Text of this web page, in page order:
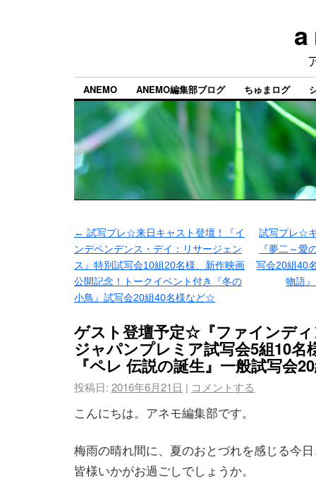
a
ANEMO ANEMO編集部ブログ ちゅまログ
← 試写プレ☆来日キャスト登壇！『イ
ンデペンデンス・デイ：リサージェン
ス』特別試写会10組20名様、新作映画
公開記念！トークイベント付き『冬の
小鳥』試写会20組40名様など☆
試写プレ☆
『夢二～愛
写会20組40
物語
ゲスト登壇予定☆『ファインデ
ジャパンプレミア試写会5組10名
『ペレ 伝説の誕生』一般試写会
投稿日: 2016年6月21日 | コメントする
こんにちは。アネモ編集部です。
梅雨の晴れ間に、夏のおとづれを感じる今
皆様いかがお過ごしでしょうか。